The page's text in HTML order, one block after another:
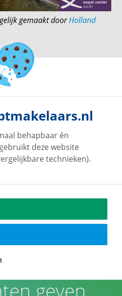
gemaakt doorHolland
geven
behapbaar én
deze website
technieken).